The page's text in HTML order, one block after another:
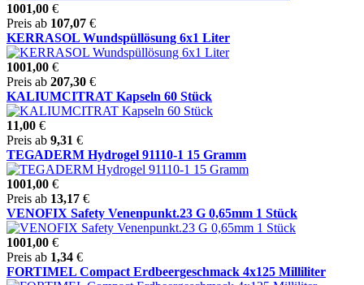
1001,00 €
Preis ab 107,07 €
KERRASOL Wundspüllösung 6x1 Liter
1001,00 €
Preis ab 207,30 €
KALIUMCITRAT Kapseln 60 Stück
11,00 €
Preis ab 9,31 €
TEGADERM Hydrogel 91110-1 15 Gramm
1001,00 €
Preis ab 13,17 €
VENOFIX Safety Venenpunkt.23 G 0,65mm 1 Stück
1001,00 €
Preis ab 1,34 €
FORTIMEL Compact Erdbeergeschmack 4x125 Milliliter